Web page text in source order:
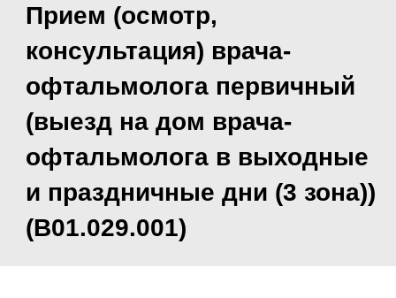
Прием (осмотр,
консультация) врача-
офтальмолога первичный
(выезд на дом врача-
офтальмолога в выходные
и праздничные дни (3 зона))
(B01.029.001)